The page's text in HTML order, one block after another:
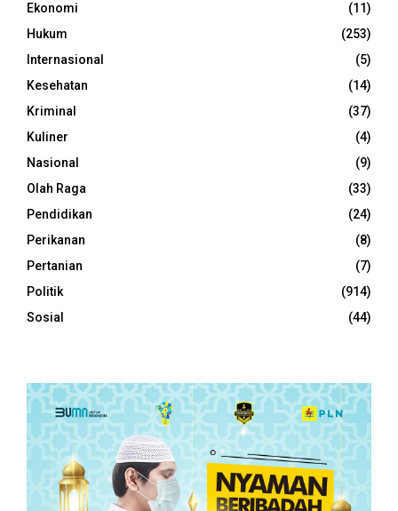
Ekonomi
(11)
Hukum
(253)
Internasional
(5)
Kesehatan
(14)
Kriminal
(37)
Kuliner
(4)
Nasional
(9)
Olah Raga
(33)
Pendidikan
(24)
Perikanan
(8)
Pertanian
(7)
Politik
(914)
Sosial
(44)